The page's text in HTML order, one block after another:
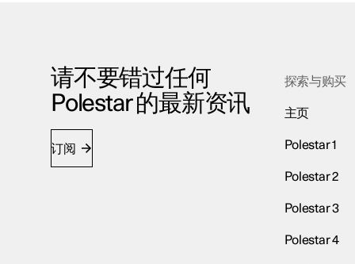
请不要错过任何
Polestar 的最新资讯
订阅
探索与购买
主页
Polestar 1
Polestar 2
Polestar 3
Polestar 4